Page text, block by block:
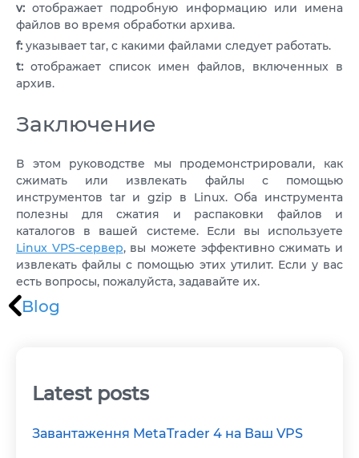
v: отображает подробную информацию или имена
файлов во время обработки архива.
f: указывает tar, с какими файлами следует работать.
t: отображает список имен файлов, включенных в
архив.
Заключение
В этом руководстве мы продемонстрировали, как
сжимать или извлекать файлы с помощью
инструментов tar и gzip в Linux. Оба инструмента
полезны для сжатия и распаковки файлов и
каталогов в вашей системе. Если вы используете
Linux VPS-сервер, вы можете эффективно сжимать и
извлекать файлы с помощью этих утилит. Если у вас
есть вопросы, пожалуйста, задавайте их.
Blog
Latest posts
Завантаження MetaTrader 4 на Ваш VPS